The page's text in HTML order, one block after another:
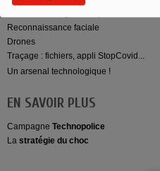
Reconnaissance faciale
Drones
Traçage : fichiers, appli StopCovid...
Un arsenal technologique !
EN SAVOIR PLUS
Campagne Technopolice
La stratégie du choc